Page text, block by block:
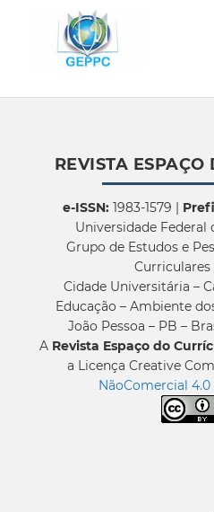
REVISTA ESPAÇO
e-ISSN:1983-1579 |
Universidade Federal
Grupo de Estudos e
Curriculares
Cidade Universitária –
Educação – Ambiente
João Pessoa – PB –
A Revista Espaço do
a Licença Creative
NãoComercial